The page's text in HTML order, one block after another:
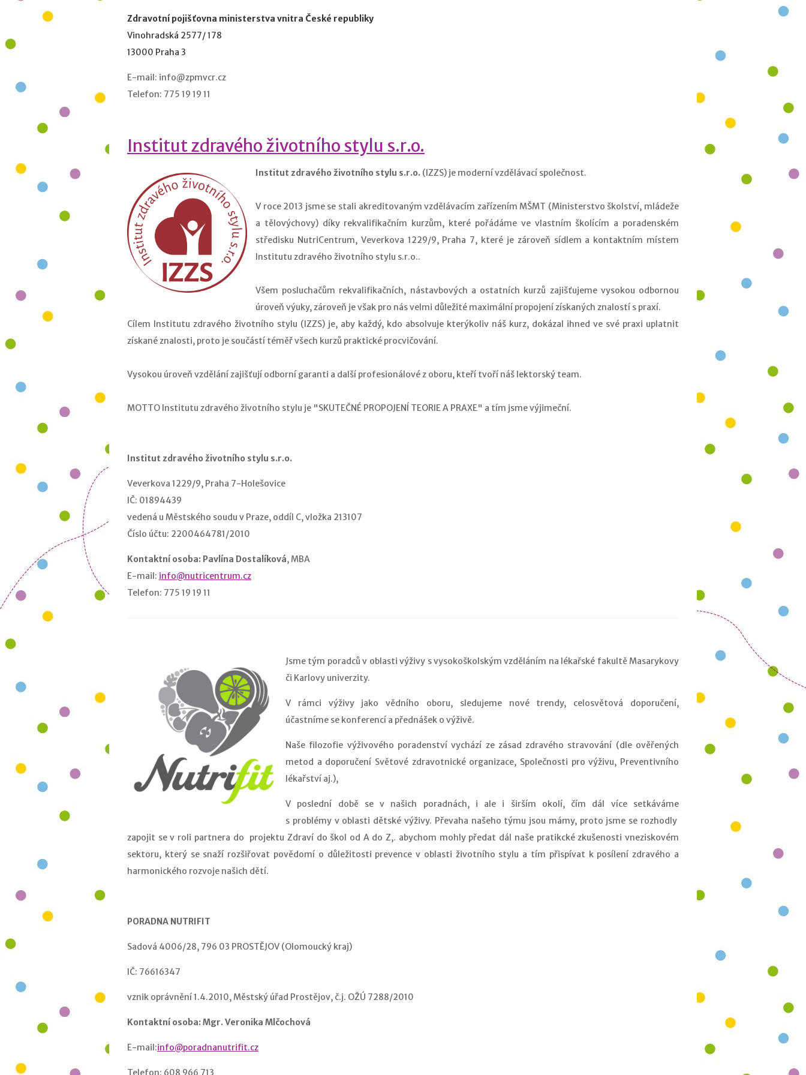
Zdravotní pojišťovna ministerstva vnitra České republiky
Vinohradská 2577/ 178
13000 Praha 3
E-mail: info@zpmvcr.cz
Telefon: 775 19 19 11
Institut zdravého životního stylu s.r.o.
Institut zdravého životního stylu s.r.o. (IZZS) je modernívzdělávací společnost.
V roce 2013 jsme se stali akreditovaným vzdělávacím zařízením MŠMT (Ministerstvo školství, mládeže
a tělovýchovy) díky rekvalifikačním kurzům, které pořádáme ve vlastním školícím a poradenském
středisku NutriCentrum, Veverkova 1229/9, Praha 7, které je zároveň sídlem a kontaktním místem
Institutu zdravého životního stylu s.r.o..
Všem posluchačům rekvalifikačních, nástavbových a ostatních kurzů zajišťujeme vysokou odbornou
úroveň výuky, zároveň je však pro nás velmi důležité maximální propojení získaných znalostí s praxí.
Cílem Institutu zdravého životního stylu (IZZS) je, aby každý, kdo absolvuje kterýkoliv náš kurz, dokázal ihned ve své praxi uplatnit
získané znalosti, proto je součástí téměř všech kurzů praktické procvičování.
Vysokou úroveň vzdělání zajišťují odborní garanti a další profesionálové z oboru, kteří tvoří náš lektorský team.
MOTTO Institutu zdravého životního stylu je "SKUTEČNÉ PROPOJENÍ TEORIE A PRAXE" a tím jsme výjimeční.
Institut zdravého životního stylu s.r.o.
Veverkova 1229/9, Praha 7-Holešovice
IČ: 01894439
vedená u Městského soudu v Praze, oddíl C, vložka 213107
Číslo účtu: 2200464781/2010
Kontaktní osoba: Pavlína Dostalíková, MBA
E-mail: info@nutricentrum.cz
Telefon: 775 19 19 11
Jsme tým poradců v oblasti výživy s vysokoškolským vzděláním na lékařské fakultě Masarykovy
či Karlovy univerzity.
V rámci výživy jako vědního oboru, sledujeme nové trendy, celosvětová doporučení,
účastníme se konferencí a přednášek o výživě.
Naše filozofie výživového poradenství vychází ze zásad zdravého stravování (dle ověřených
metod a doporučení Světové zdravotnické organizace, Společnosti pro výživu, Preventivního
lékařství aj.),
V poslední době se v našich poradnách, i ale i širším okolí, čím dál více setkáváme
s problémy v oblasti dětské výživy. Převaha našeho týmu jsou mámy, proto jsme se rozhodly
zapojit se v roli partnera do projektu Zdraví do škol od A do Z,. abychom mohly předat dál naše pratikcké zkušenosti vneziskovém
sektoru, který se snaží rozšiřovat povědomí o důležitosti prevence v oblasti životního stylu a tím přispívat k posílení zdravého a
harmonického rozvoje našich dětí.
PORADNA NUTRIFIT
Sadová 4006/28, 796 03 PROSTĚJOV (Olomoucký kraj)
IČ: 76616347
vznik oprávnění 1.4.2010, Městský úřad Prostějov, č.j. OŽÚ 7288/2010
Kontaktní osoba: Mgr. Veronika Mlčochová
E-mail:info@poradnanutrifit.cz
Telefon: 608 966 713